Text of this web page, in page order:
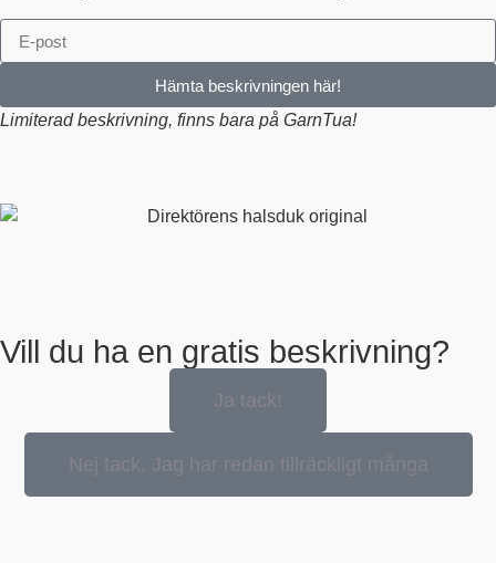
Hämta beskrivningen här!
Limiterad beskrivning, finns bara på GarnTua!
Vill du ha en gratis beskrivning?
Ja tack!
Nej tack, Jag har redan tillräckligt många